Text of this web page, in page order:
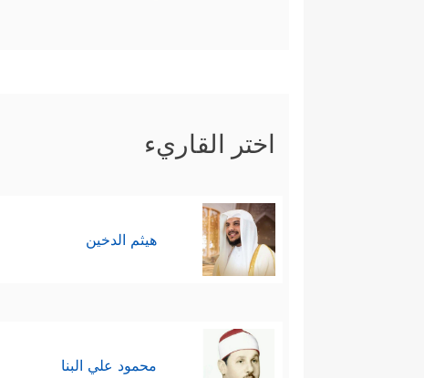
اختر القاريء
هيثم الدخين
محمود علي البنا